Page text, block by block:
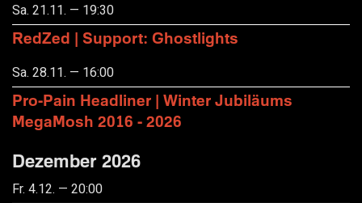
Sa. 21.11. — 19:30
RedZed | Support: Ghostlights
Sa. 28.11. — 16:00
Pro-Pain Headliner | Winter Jubiläums
MegaMosh 2016 - 2026
Dezember 2026
Fr. 4.12. — 20:00